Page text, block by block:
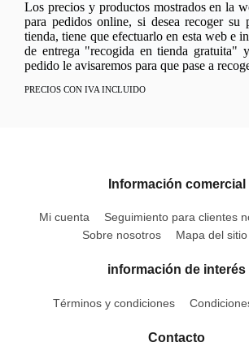
Los precios y productos mostrados en la
para pedidos online, si desea recoger su
tienda, tiene que efectuarlo en esta web e
de entrega "recogida en tienda gratuita"
pedido le avisaremos para que pase a
PRECIOS CON IVA INCLUIDO
Información comercial
Mi cuenta
Seguimiento para clientes
Sobre nosotros
Mapa del
información de interés
Términos y condiciones
Contacto